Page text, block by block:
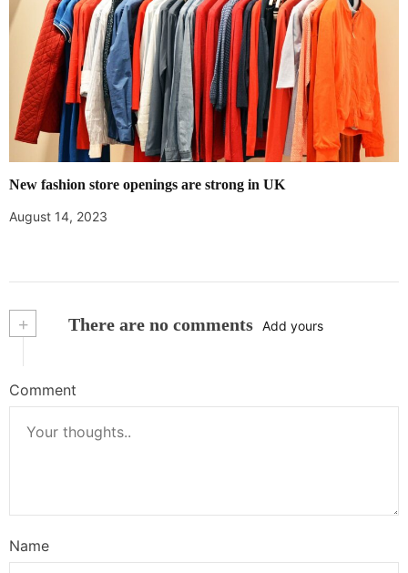
New fashion store openings are strong in UK
August 14, 2023
+ There are no comments Add yours
Comment
Name